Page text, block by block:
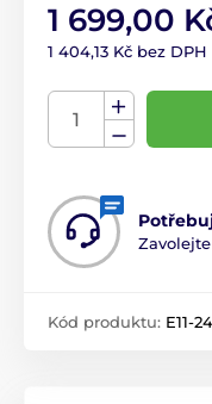
1 699,00
1 404,13 Kč bez DPH
Kód produktu: E11-